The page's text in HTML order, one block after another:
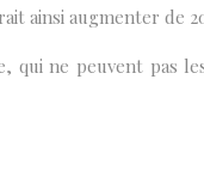
ainsi augmenter de
qui ne peuvent pas